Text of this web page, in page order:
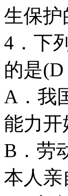
生保护
4．下
的是
A．我
能力开
B．劳
本人亲